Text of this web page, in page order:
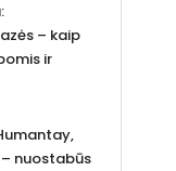
– kaip
ir
nuostabūs